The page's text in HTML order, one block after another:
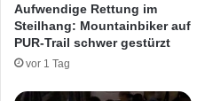
1
)
T
l
i
Aufwendige Rettung im
Steilhang: Mountainbiker auf
PUR-Trail schwer gestürzt
vor 1 Tag